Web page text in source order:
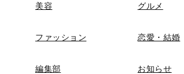
美容 グルメ
ファッション 恋愛・結婚
編集部 お知らせ